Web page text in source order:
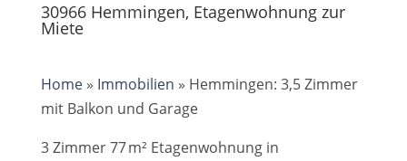
30966 Hemmingen, Etagenwohnung zur
Miete
Home» Immobilien » Hemmingen: 3,5 Zimmer
mit Balkon und Garage
3 Zimmer 77 m² Etagenwohnung in